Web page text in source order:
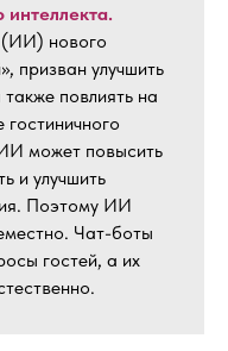
интеллекта.
(ИИ) нового
призван улучшить
повлиять на
может повысить
и улучшить
Поэтому ИИ
Чат-боты
гостей, а их